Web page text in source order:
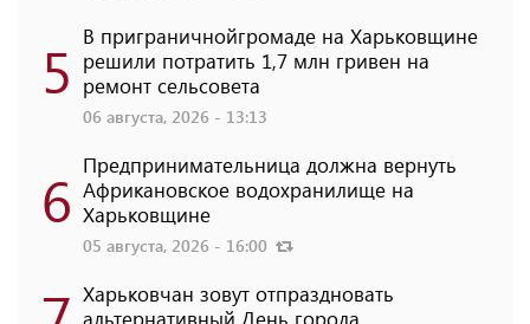
5 В приграничнойгромаде на Харьковщине
решили потратить 1,7 млн ​​гривен на
ремонт сельсовета
06 августа, 2026 - 13:13
6 Предпринимательница должна вернуть
Африкановское водохранилище на
Харьковщине
05 августа, 2026 - 16:00
Харьковчан зовут отпраздновать
альтернативный День города